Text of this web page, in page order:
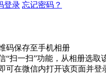
登录 忘记密码？
码保存至手机相册
“扫一扫”功能，从相册选取
可在微信内打开该页面并登